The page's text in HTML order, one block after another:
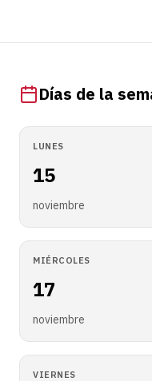
Días de la
LUNES
15
noviembre
MIÉRCOLES
17
noviembre
VIERNES